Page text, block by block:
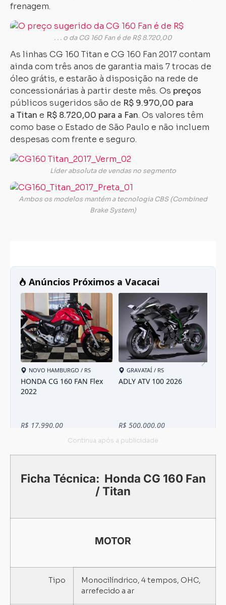
frenagem.
. . . o da CG 160 Fan é de R$ 8.720,00
As linhas CG 160 Titan e CG 160 Fan 2017 contam
ainda com três anos de garantia mais 7 trocas de
óleo grátis, e estarão à disposição na rede de
concessionárias à partir deste mês. Os preços
públicos sugeridos são de R$ 9.970,00 para
a Titan e R$ 8.720,00 para a Fan. Os valores têm
como base o Estado de São Paulo e não incluem
despesas com frente e seguro.
Líder absoluta de vendas no segmento
Ambos os modelos mantém a tecnologia CBS (Combined
Brake System)
Ficha Técnica: Honda CG 160 Fan
/ Titan
MOTOR
Tipo
Monocilíndrico, 4 tempos, OHC,
arrefecido a ar